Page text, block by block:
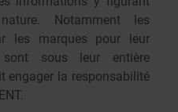
Notamment les
les marques pour leur
sous leur entière
engager la responsabilité